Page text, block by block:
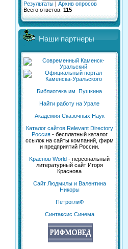
Результаты | Архив опросов
Всего ответов: 115
Наши партнеры
Библиотека им. Пушкина
Найти работу на Урале
Академия Сказочных Наук
Каталог сайтов Relevant Directory
Россия- бесплатный каталог
ссылок на сайты компаний, фирм
и предприятий России.
Kраснов World - персональный
литературный сайт Игоря
Краснова
Сайт Людмилы и Валентина
Никоры
ПетроглиФ
Синтаксис Синема